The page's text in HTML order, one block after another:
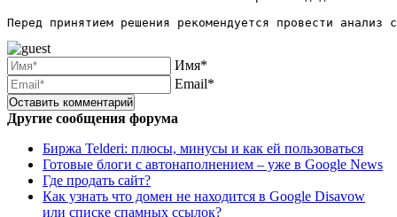
Перед принятием решения рекомендуется провести
Имя*
Email*
Другие сообщения форума
Биржа Telderi: плюсы, минусы и как ей пользоваться
Готовые блоги с автонаполнением – уже в Google News
Где продать сайт?
Как узнать что домен не находится в Google Disavow
или списке спамных ссылок?